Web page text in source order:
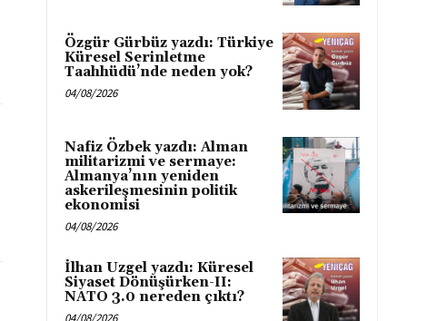
Özgür Gürbüz yazdı: Türkiye
Küresel Serinletme
Taahhüdü’nde neden yok?
04/08/2026
Nafiz Özbek yazdı: Alman
militarizmi ve sermaye:
Almanya’nın yeniden
askerileşmesinin politik
ekonomisi
04/08/2026
İlhan Uzgel yazdı: Küresel
Siyaset Dönüşürken-II:
NATO 3.0 nereden çıktı?
04/08/2026